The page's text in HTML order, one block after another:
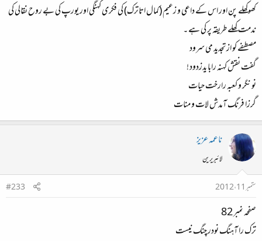
کھوکھلے پن اور اس کے داعی و زعیم (کمال اتاترک) کی فکری کہنگی اور یورپ کی بے روح نقالی کی
ندمت کھلے طریقہ پر کی ہے ۔
مصطفے کو از تجدید می سرود
گفت نقش کہنہ رابا یدزدود !
نو نگر و کعبہ رارخت حیات
گرزا فرنگ آمدش لات و منات
ناعمہ عزیز
لائبریرین
ستمبر 11، 2012
#233
صفحہ نمبر 82
ترک را آہنگ نودر چنگ نیست